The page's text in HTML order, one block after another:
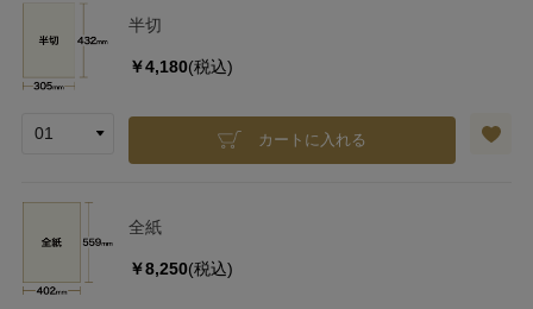
半切
￥4,180(税込)
カートに入れる
全紙
￥8,250(税込)